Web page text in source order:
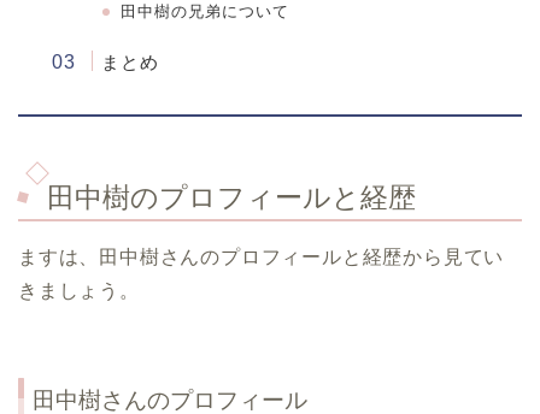
田中樹の兄弟について
まとめ
田中樹のプロフィールと経歴
ますは、田中樹さんのプロフィールと経歴から見てい
きましょう。
田中樹さんのプロフィール